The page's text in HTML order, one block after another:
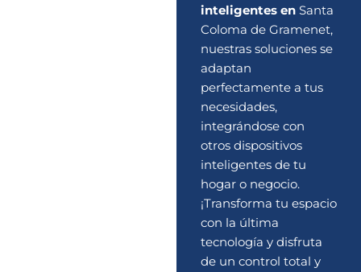
inteligentes en Santa
Coloma de Gramenet,
nuestras soluciones se
adaptan
perfectamente a tus
necesidades,
integrándose con
otros dispositivos
inteligentes de tu
hogar o negocio.
¡Transforma tu espacio
con la última
tecnología y disfruta
de un control total y